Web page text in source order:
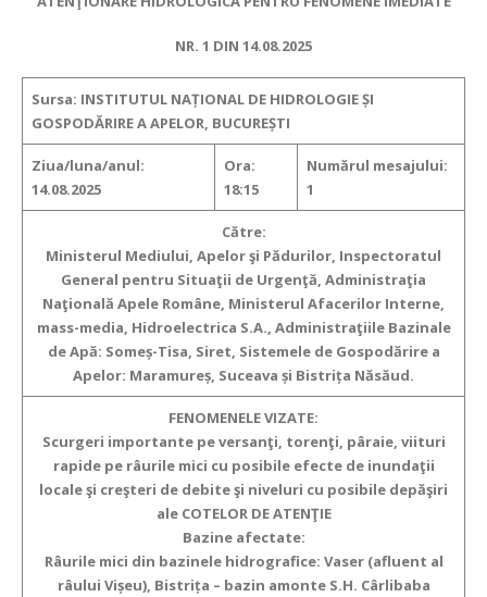
NR. 1 DIN 14.08.2025
Sursa: INSTITUTUL NAȚIONAL DE HIDROLOGIE ȘI
GOSPODĂRIRE A APELOR, BUCUREȘTI
Ziua/luna/anul:
14.08.2025
Ora:
18:15
Numărul mesajului:
1
Către:
Ministerul Mediului, Apelor şi Pădurilor, Inspectoratul
General pentru Situaţii de Urgenţă, Administraţia
Naţională Apele Române, Ministerul Afacerilor Interne,
mass-media, Hidroelectrica S.A., Administraţiile Bazinale
de Apă: Someș-Tisa, Siret, Sistemele de Gospodărire a
Apelor: Maramureș, Suceava și Bistrița Năsăud.
FENOMENELE VIZATE:
Scurgeri importante pe versanţi, torenţi, pâraie, viituri
rapide pe râurile mici cu posibile efecte de inundaţii
locale şi creşteri de debite şi niveluri cu posibile depăşiri
ale COTELOR DE ATENŢIE
Bazine afectate:
Râurile mici din bazinele hidrografice: Vaser (afluent al
râului Vișeu), Bistrița – bazin amonte S.H. Cârlibaba